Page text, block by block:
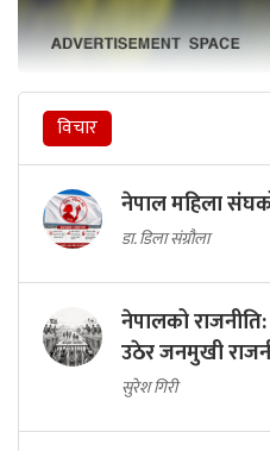
विचार
नेपाल महिला
डा. डिला संग्रौला
नेपालको
उठेर जनमुखी
सुरेश गिरी